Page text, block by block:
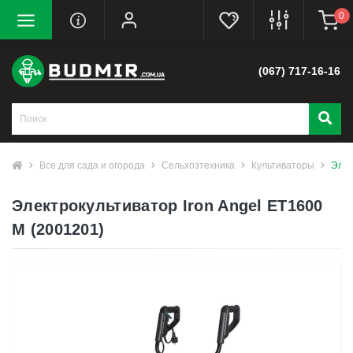
0
(067) 717-16-16
Все для сада и огорода Сельхозтехника Культиваторы
Электрокультиватор Iron Angel ЕТ1600
M (2001201)